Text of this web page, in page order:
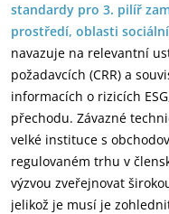
standardy pro 3. pilíř
prostředí, oblasti
navazuje na relevantní
požadavcích (CRR) a
informacích o rizicích
přechodu. Závazné
velké instituce s
regulovaném trhu v
výzvou zveřejnovat
jelikož je musí je